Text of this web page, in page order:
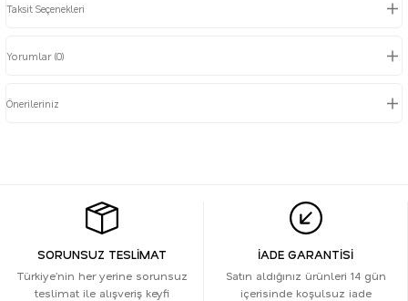
Taksit Seçenekleri
Yorumlar (0)
Önerileriniz
SORUNSUZ TESLİMAT
Türkiye’nin her yerine sorunsuz
teslimat ile alışveriş keyfi
İADE GARANTİSİ
Satın aldığınız ürünleri 14 gün
içerisinde koşulsuz iade